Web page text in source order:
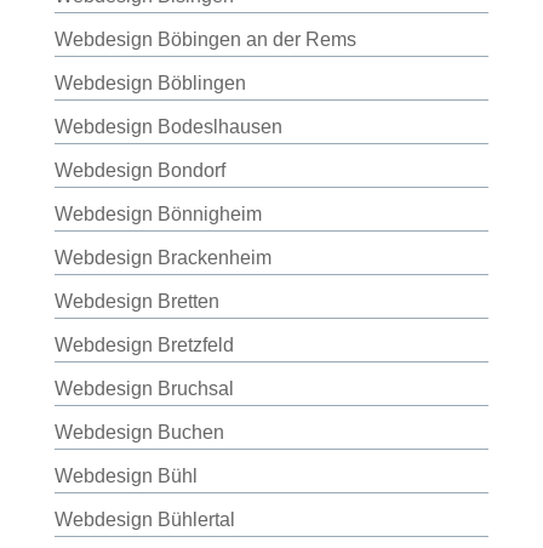
Webdesign Böbingen an der Rems
Webdesign Böblingen
Webdesign Bodeslhausen
Webdesign Bondorf
Webdesign Bönnigheim
Webdesign Brackenheim
Webdesign Bretten
Webdesign Bretzfeld
Webdesign Bruchsal
Webdesign Buchen
Webdesign Bühl
Webdesign Bühlertal